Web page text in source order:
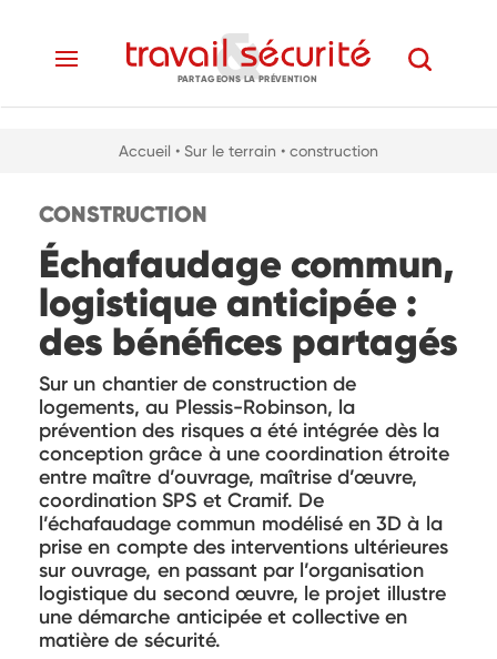
PARTAGEONS LA PRÉVENTION
Accueil • Sur le terrain • construction
CONSTRUCTION
Échafaudage commun,
logistique anticipée :
des bénéfices partagés
Sur un chantier de construction de
logements, au Plessis-Robinson, la
prévention des risques a été intégrée dès la
conception grâce à une coordination étroite
entre maître d’ouvrage, maîtrise d’œuvre,
coordination SPS et Cramif. De
l’échafaudage commun modélisé en 3D à la
prise en compte des interventions ultérieures
sur ouvrage, en passant par l’organisation
logistique du second œuvre, le projet illustre
une démarche anticipée et collective en
matière de sécurité.